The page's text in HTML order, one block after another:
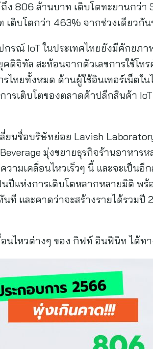
ง 806 ล้านบาท เติบโตทะยานกว่า
ติบโตกว่า 463% จากช่วงเดียวกั
ณ์ IoT ในประเทศไทยยังมีศักยภา
ดิจิทัล สะท้อนจากตัวเลขการใช้โท
ไทยทั้งหมด ด้านผู้ใช้อินเทอร์เน็ตใ
ารเติบโตของตลาดค้าปลีกสินค้า
ยนชื่อบริษัทย่อย Lavish
มุ่งขยายธุรกิจร้านอาหาร
ามเคลื่อนไหวเร็วๆ นี้ และจะเป็น
ปีแห่งการเติบโตหลากหลายมิติ พร้
ที และคาดว่าจะสร้างรายได้รวมปี
นไหวต่างๆ ของ กิฟท์ อินฟินิท ได้ท